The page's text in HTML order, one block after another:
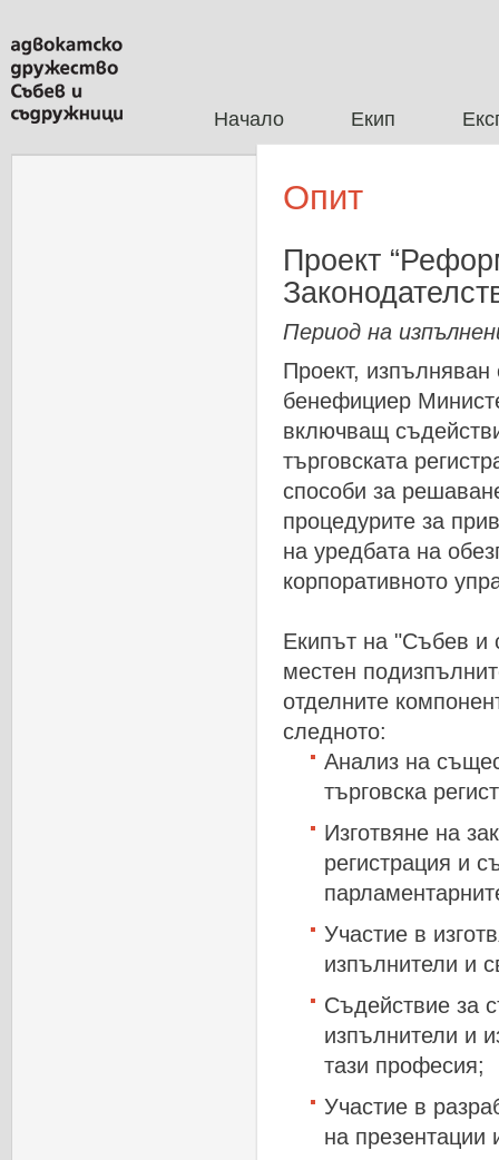
Начало Екип
Опит
Проект
Период на
Проект, изпълняван
бенефициер
включващ
търговската
способи за
процедурите за
на уредбата на
корпоративното
Екипът на "Събев и
местен
отделните
следното:
Анализ на
търговска
Изготвяне на
регистрация и
Участие в
изпълнители и
Съдействие за
изпълнители и
тази професия;
Участие в
на презентации